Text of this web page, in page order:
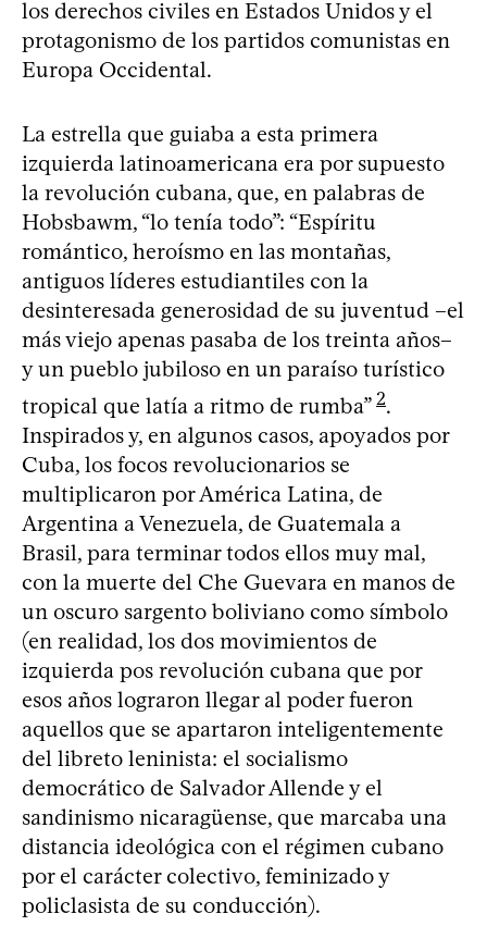
los derechos civiles en Estados Unidos y el
protagonismo de los partidos comunistas en
Europa Occidental.
La estrella que guiaba a esta primera
izquierda latinoamericana era por supuesto
la revolución cubana, que, en palabras de
Hobsbawm, “lo tenía todo”: “Espíritu
romántico, heroísmo en las montañas,
antiguos líderes estudiantiles con la
desinteresada generosidad de su juventud –el
más viejo apenas pasaba de los treinta años–
y un pueblo jubiloso en un paraíso turístico
tropical que latía a ritmo de rumba” 2.
Inspirados y, en algunos casos, apoyados por
Cuba, los focos revolucionarios se
multiplicaron por América Latina, de
Argentina a Venezuela, de Guatemala a
Brasil, para terminar todos ellos muy mal,
con la muerte del Che Guevara en manos de
un oscuro sargento boliviano como símbolo
(en realidad, los dos movimientos de
izquierda pos revolución cubana que por
esos años lograron llegar al poder fueron
aquellos que se apartaron inteligentemente
del libreto leninista: el socialismo
democrático de Salvador Allende y el
sandinismo nicaragüense, que marcaba una
distancia ideológica con el régimen cubano
por el carácter colectivo, feminizado y
policlasista de su conducción).